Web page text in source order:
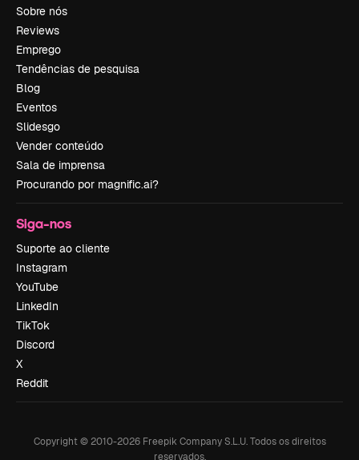
Sobre nós
Reviews
Emprego
Tendências de pesquisa
Blog
Eventos
Slidesgo
Vender conteúdo
Sala de imprensa
Procurando por magnific.ai?
Siga-nos
Suporte ao cliente
Instagram
YouTube
LinkedIn
TikTok
Discord
X
Reddit
Copyright © 2010-2026Freepik Company S.L.U. Todos os direitos
reservados.